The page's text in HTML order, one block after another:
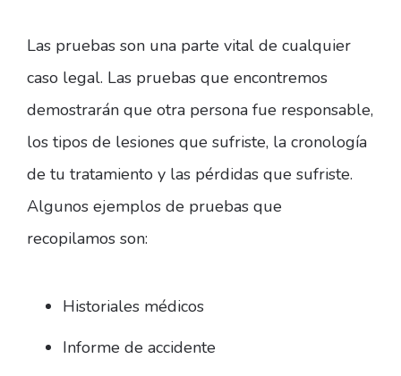
Las pruebas son una parte vital de cualquier
caso legal. Las pruebas que encontremos
demostrarán que otra persona fue responsable,
los tipos de lesiones que sufriste, la cronología
de tu tratamiento y las pérdidas que sufriste.
Algunos ejemplos de pruebas que
recopilamos son:
Historiales médicos
Informe de accidente